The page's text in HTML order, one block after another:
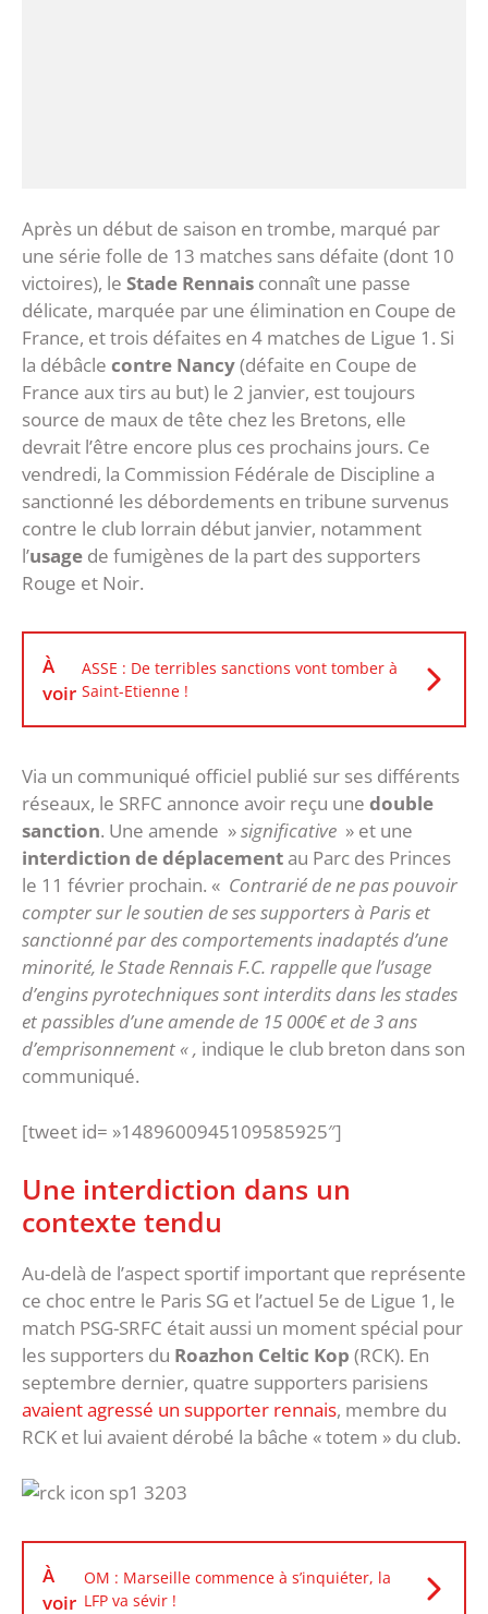
Après un début de saison en trombe, marqué par
une série folle de 13 matches sans défaite (dont 10
victoires), le Stade Rennais connaît une passe
délicate, marquée par une élimination en Coupe de
France, et trois défaites en 4 matches de Ligue 1. Si
la débâcle contre Nancy(défaite en Coupe de
France aux tirs au but) le 2 janvier, est toujours
source de maux de tête chez les Bretons, elle
devrait l’être encore plus ces prochains jours. Ce
vendredi, la Commission Fédérale de Discipline a
sanctionné les débordements en tribune survenus
contre le club lorrain début janvier, notamment
l’usage de fumigènes de la part des supporters
Rouge et Noir.
À
voir
ASSE : De terribles sanctions vont tomber à
Saint-Etienne !
Via un communiqué officiel publié sur ses différents
réseaux, le SRFC annonce avoir reçu une double
sanction. Une amende »significative » et une
interdiction de déplacementau Parc des Princes
le 11 février prochain. « Contrarié de ne pas pouvoir
compter sur le soutien de ses supporters à Paris et
sanctionné par des comportements inadaptés d’une
minorité, le Stade Rennais F.C. rappelle que l’usage
d’engins pyrotechniques sont interdits dans les stades
et passibles d’une amende de 15 000€ et de 3 ans
d’emprisonnement « , indique le club breton dans son
communiqué.
[tweet id= »1489600945109585925″]
Une interdiction dans un
contexte tendu
Au-delà de l’aspect sportif important que représente
ce choc entre le Paris SG et l’actuel 5e de Ligue 1, le
match PSG-SRFC était aussi un moment spécial pour
les supporters du Roazhon Celtic Kop (RCK). En
septembre dernier, quatre supporters parisiens
avaient agressé un supporter rennais, membre du
RCK et lui avaient dérobé la bâche « totem » du club.
À
voir
OM : Marseille commence à s’inquiéter, la
LFP va sévir !